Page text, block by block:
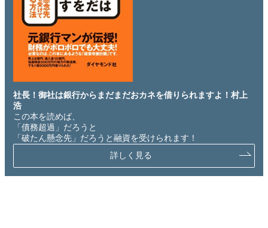
社長！御社は銀行からまだまだおカネを借りられますよ！村上
浩
この本を読めば、
「債務超過」だろうと
「破たん懸念先」だろうと融資を受けられます！
詳しく見る